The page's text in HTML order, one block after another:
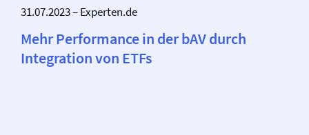
31.07.2023 – Experten.de
Mehr Performance in der bAV durch
Integration von ETFs